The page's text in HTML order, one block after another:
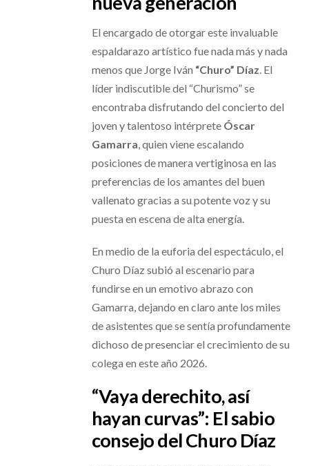
El encargado de otorgar este invaluable
espaldarazo artístico fue nada más y nada
menos que Jorge Iván “Churo” Díaz. El
líder indiscutible del “Churismo” se
encontraba disfrutando del concierto del
joven y talentoso intérprete Óscar
Gamarra, quien viene escalando
posiciones de manera vertiginosa en las
preferencias de los amantes del buen
vallenato gracias a su potente voz y su
puesta en escena de alta energía.
En medio de la euforia del espectáculo, el
Churo Díaz subió al escenario para
fundirse en un emotivo abrazo con
Gamarra, dejando en claro ante los miles
de asistentes que se sentía profundamente
dichoso de presenciar el crecimiento de su
colega en este año 2026.
“Vaya derechito, así
hayan curvas”: El sabio
consejo del Churo Díaz